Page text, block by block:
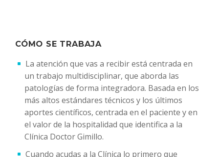
CÓMO SE TRABAJA
La atención que vas a recibir está centrada en
un trabajo multidisciplinar, que aborda las
patologías de forma integradora. Basada en los
más altos estándares técnicos y los últimos
aportes científicos, centrada en el paciente y en
el valor de la hospitalidad que identifica a la
Clínica Doctor Gimillo.
Cuando acudas a la Clínica lo primero que